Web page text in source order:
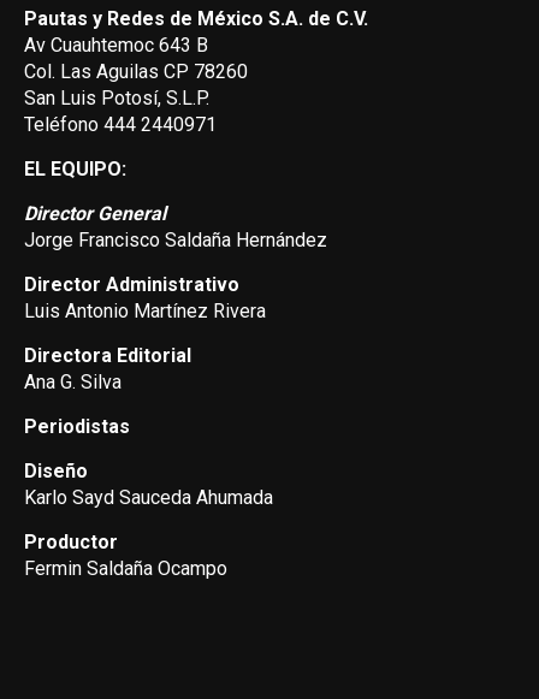
Pautas y Redes de México S.A. de C.V.
Av Cuauhtemoc 643 B
Col. Las Aguilas CP 78260
San Luis Potosí, S.L.P.
Teléfono 444 2440971
EL EQUIPO:
Director General
Jorge Francisco Saldaña Hernández
Director Administrativo
Luis Antonio Martínez Rivera
Directora Editorial
Ana G. Silva
Periodistas
Diseño
Karlo Sayd Sauceda Ahumada
Productor
Fermin Saldaña Ocampo